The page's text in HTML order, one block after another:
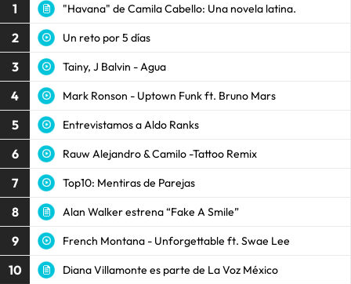
1 "Havana" de Camila Cabello: Una novela latina.
2 Un reto por 5 días
3 Tainy, J Balvin - Agua
4 Mark Ronson - Uptown Funk ft. Bruno Mars
5 Entrevistamos a Aldo Ranks
6 Rauw Alejandro & Camilo -Tattoo Remix
7 Top10: Mentiras de Parejas
8 Alan Walker estrena “Fake A Smile”
9 French Montana - Unforgettable ft. Swae Lee
10 Diana Villamonte es parte de La Voz México